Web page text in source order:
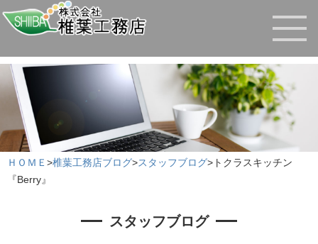
ＨＯＭＥ >椎葉工務店ブログ>スタッフブログ> トクラスキッチン
『Berry』
スタッフブログ